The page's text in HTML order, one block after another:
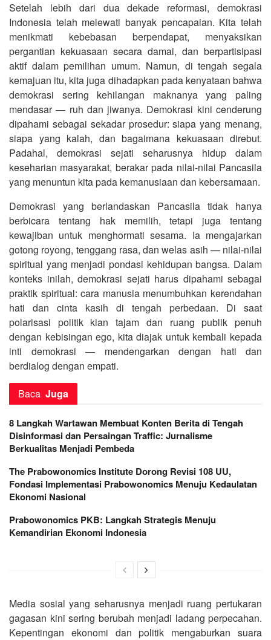
Setelah lebih dari dua dekade reformasi, demokrasi
Indonesia telah melewati banyak pencapaian. Kita telah
menikmati kebebasan berpendapat, menyaksikan
pergantian kekuasaan secara damai, dan berpartisipasi
aktif dalam pemilihan umum. Namun, di tengah segala
kemajuan itu, kita juga dihadapkan pada kenyataan bahwa
demokrasi sering kehilangan maknanya yang paling
mendasar — ruh dan jiwanya. Demokrasi kini cenderung
dipahami sebagai sekadar prosedur: siapa yang menang,
siapa yang kalah, dan bagaimana kekuasaan direbut.
Padahal, demokrasi sejati seharusnya hidup dalam
keseharian masyarakat, berakar pada nilai-nilai Pancasila
yang menuntun kita pada kemanusiaan dan kebersamaan.
Demokrasi yang berlandaskan Pancasila tidak hanya
berbicara tentang hak memilih, tetapi juga tentang
kewajiban untuk menghormati sesama. Ia mengajarkan
gotong royong, tenggang rasa, dan welas asih — nilai-nilai
spiritual yang menjadi pondasi kehidupan bangsa. Dalam
konteks inilah, demokrasi sejati harus dipahami sebagai
praktik spiritual: cara manusia menumbuhkan kerendahan
hati dan cinta kasih di tengah perbedaan. Di saat
polarisasi politik kian tajam dan ruang publik penuh
dengan kebisingan ego, kita diajak untuk kembali kepada
inti demokrasi — mendengarkan dengan hati dan
berdialog dengan empati.
Baca Juga
8 Langkah Wartawan Membuat Konten Berita di Tengah
Disinformasi dan Persaingan Traffic: Jurnalisme
Berkualitas Menjadi Pembeda
The Prabowonomics Institute Dorong Revisi 108 UU,
Fondasi Implementasi Prabowonomics Menuju Kedaulatan
Ekonomi Nasional
Prabowonomics PKB: Langkah Strategis Menuju
Kemandirian Ekonomi Indonesia
Media sosial yang seharusnya menjadi ruang pertukaran
gagasan kini sering berubah menjadi ladang perpecahan.
Kepentingan ekonomi dan politik mengaburkan suara